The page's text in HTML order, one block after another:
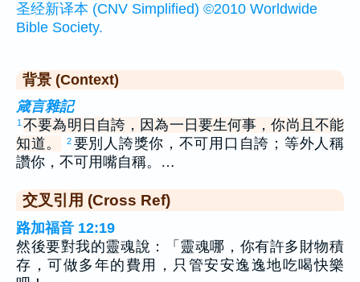
圣经新译本 (CNV Simplified) ©2010 Worldwide
Bible Society.
背景 (Context)
箴言雜記
1 不要為明日自誇，因為一日要生何事，你尚且不能
知道。
2 要別人誇獎你，不可用口自誇；等外人稱
讚你，不可用嘴自稱。…
交叉引用 (Cross Ref)
路加福音 12:19
然後要對我的靈魂說：「靈魂哪，你有許多財物積
存，可做多年的費用，只管安安逸逸地吃喝快樂